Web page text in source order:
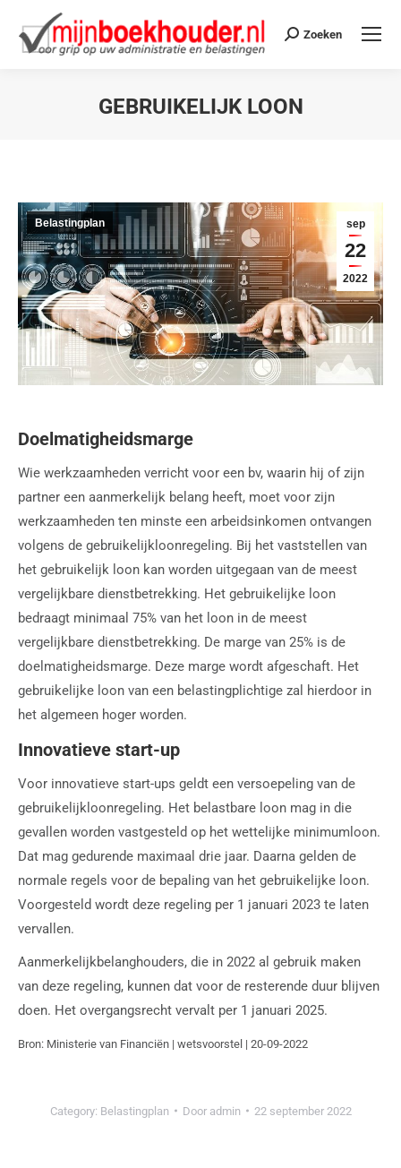
Zoeken
GEBRUIKELIJK LOON
sep
22
2022
Belastingplan
Doelmatigheidsmarge
Wie werkzaamheden verricht voor een bv, waarin hij of zijn
partner een aanmerkelijk belang heeft, moet voor zijn
werkzaamheden ten minste een arbeidsinkomen ontvangen
volgens de gebruikelijkloonregeling. Bij het vaststellen van
het gebruikelijk loon kan worden uitgegaan van de meest
vergelijkbare dienstbetrekking. Het gebruikelijke loon
bedraagt minimaal 75% van het loon in de meest
vergelijkbare dienstbetrekking. De marge van 25% is de
doelmatigheidsmarge. Deze marge wordt afgeschaft. Het
gebruikelijke loon van een belastingplichtige zal hierdoor in
het algemeen hoger worden.
Innovatieve start-up
Voor innovatieve start-ups geldt een versoepeling van de
gebruikelijkloonregeling. Het belastbare loon mag in die
gevallen worden vastgesteld op het wettelijke minimumloon.
Dat mag gedurende maximaal drie jaar. Daarna gelden de
normale regels voor de bepaling van het gebruikelijke loon.
Voorgesteld wordt deze regeling per 1 januari 2023 te laten
vervallen.
Aanmerkelijkbelanghouders, die in 2022 al gebruik maken
van deze regeling, kunnen dat voor de resterende duur blijven
doen. Het overgangsrecht vervalt per 1 januari 2025.
Bron: Ministerie van Financiën | wetsvoorstel | 20-09-2022
Category: Belastingplan Door admin 22 september 2022